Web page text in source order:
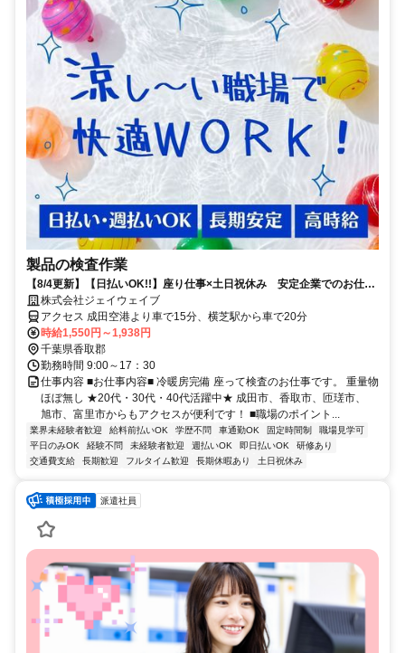
製品の検査作業
【8/4更新】【日払いOK!!】座り仕事×土日祝休み 安定企業でのお仕事
◎冷暖房完備！！
株式会社ジェイウェイブ
アクセス 成田空港より車で15分、横芝駅から車で20分
時給1,550円～1,938円
千葉県香取郡
勤務時間 9:00～17：30
仕事内容 ■お仕事内容■ 冷暖房完備 座って検査のお仕事です。 重量物
ほぼ無し ★20代・30代・40代活躍中★ 成田市、香取市、匝瑳市、
旭市、富里市からもアクセスが便利です！ ■職場のポイント...
業界未経験者歓迎 給料前払いOK 学歴不問 車通勤OK 固定時間制
職場見学可
平日のみOK
経験不問 未経験者歓迎 週払いOK 即日払いOK
研修あり
交通費支給
長期歓迎 フルタイム歓迎 長期休暇あり 土日祝休み
派遣社員